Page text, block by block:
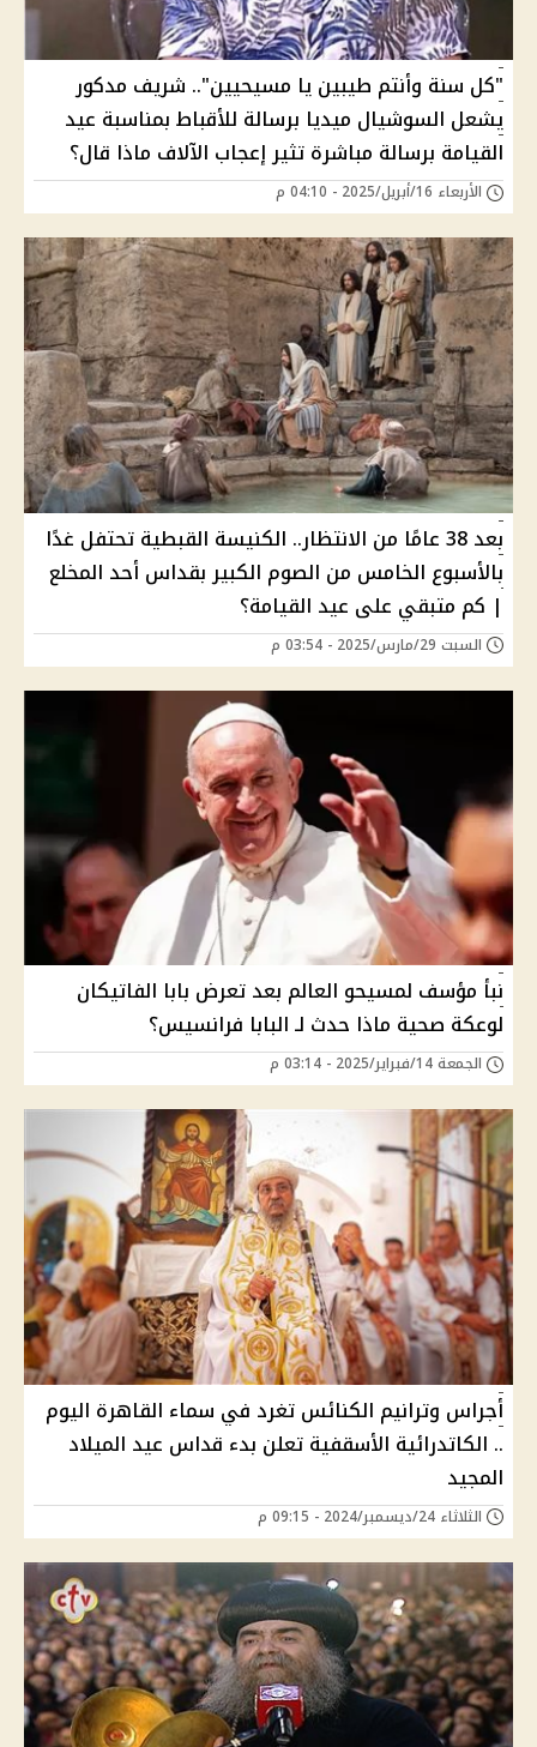
"كل سنة وأنتم طيبين يا مسيحيين".. شريف مدكور
يشعل السوشيال ميديا برسالة للأقباط بمناسبة عيد
القيامة برسالة مباشرة تثير إعجاب الآلاف ماذا قال؟
الأربعاء 16/أبريل/2025 - 04:10 م
بعد 38 عامًا من الانتظار.. الكنيسة القبطية تحتفل غدًا
بالأسبوع الخامس من الصوم الكبير بقداس أحد المخلع
| كم متبقي على عيد القيامة؟
السبت 29/مارس/2025 - 03:54 م
نبأ مؤسف لمسيحو العالم بعد تعرض بابا الفاتيكان
لوعكة صحية ماذا حدث لـ البابا فرانسيس؟
الجمعة 14/فبراير/2025 - 03:14 م
أجراس وترانيم الكنائس تغرد في سماء القاهرة اليوم
.. الكاتدرائية الأسقفية تعلن بدء قداس عيد الميلاد
المجيد
الثلاثاء 24/ديسمبر/2024 - 09:15 م